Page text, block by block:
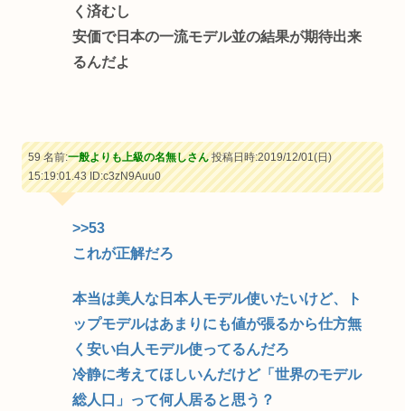
く済むし
安価で日本の一流モデル並の結果が期待出来
るんだよ
59 名前:一般よりも上級の名無しさん投稿日時:2019/12/01(日)
15:19:01.43ID:c3zN9Auu0
>>53
これが正解だろ
本当は美人な日本人モデル使いたいけど、ト
ップモデルはあまりにも値が張るから仕方無
く安い白人モデル使ってるんだろ
冷静に考えてほしいんだけど「世界のモデル
総人口」って何人居ると思う？